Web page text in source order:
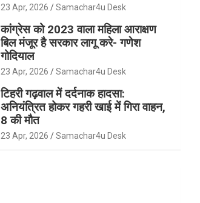
23 Apr, 2026 Samachar4u Desk
कांग्रेस को 2023 वाला महिला आराक्षण
बिल मंजूर है सरकार लागू करे- गणेश
गोदियाल
23 Apr, 2026 Samachar4u Desk
टिहरी गढ़वाल में दर्दनाक हादसा:
अनियंत्रित होकर गहरी खाई में गिरा वाहन,
8 की मौत
23 Apr, 2026 Samachar4u Desk